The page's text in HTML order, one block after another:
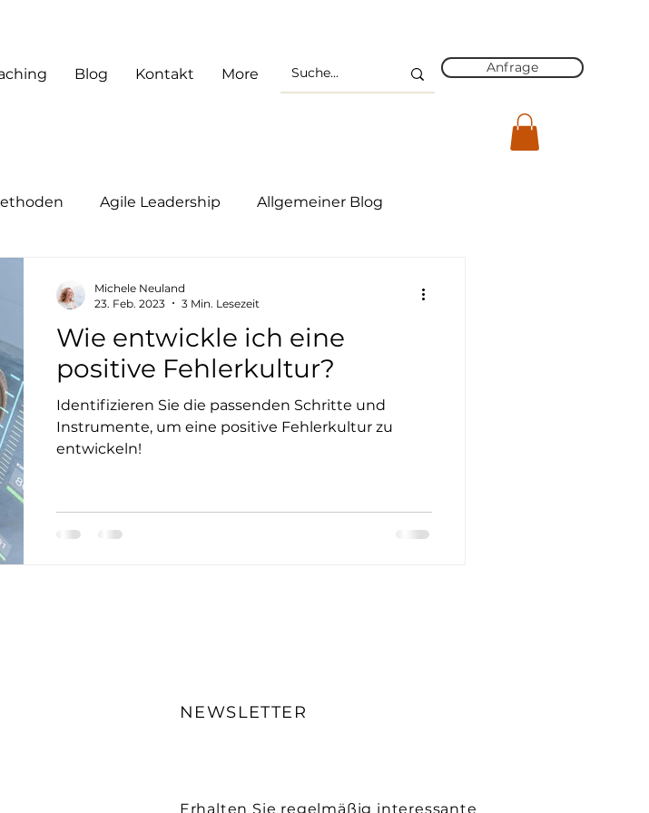
Blog Kontakt More Anfrage
Agile Leadership Allgemeiner Blog
Wie entwickle ich eine
positive Fehlerkultur?
Identifizieren Sie die passenden Schritte und
Instrumente, um eine positive Fehlerkultur zu
entwickeln!
Michele Neuland
23. Feb. 2023
3 Min. Lesezeit
NEWSLETTER
Erhalten Sie regelmäßig interessante